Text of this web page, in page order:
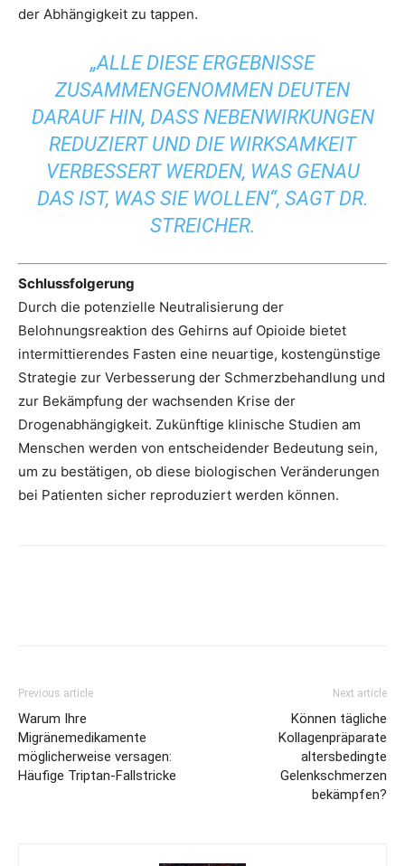
der Abhängigkeit zu tappen.
„ALLE DIESE ERGEBNISSE
ZUSAMMENGENOMMEN DEUTEN
DARAUF HIN, DASS NEBENWIRKUNGEN
REDUZIERT UND DIE WIRKSAMKEIT
VERBESSERT WERDEN, WAS GENAU
DAS IST, WAS SIE WOLLEN“, SAGT DR.
STREICHER.
Schlussfolgerung
Durch die potenzielle Neutralisierung der
Belohnungsreaktion des Gehirns auf Opioide bietet
intermittierendes Fasten eine neuartige, kostengünstige
Strategie zur Verbesserung der Schmerzbehandlung und
zur Bekämpfung der wachsenden Krise der
Drogenabhängigkeit. Zukünftige klinische Studien am
Menschen werden von entscheidender Bedeutung sein,
um zu bestätigen, ob diese biologischen Veränderungen
bei Patienten sicher reproduziert werden können.
Previous article
Warum Ihre
Migränemedikamente
möglicherweise versagen:
Häufige Triptan-Fallstricke
Next article
Können tägliche
Kollagenpräparate
altersbedingte
Gelenkschmerzen
bekämpfen?